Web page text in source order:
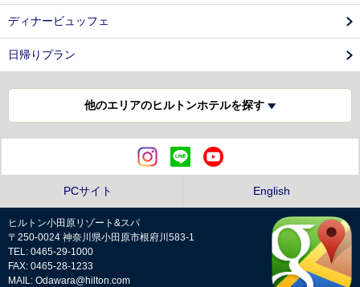
ディナービュッフェ
日帰りプラン
他のエリアのヒルトンホテルを探す
PCサイト English
ヒルトン小田原リゾート&スパ
〒250-0024 神奈川県小田原市根府川583-1
TEL: 0465-29-1000
FAX: 0465-28-1233
MAIL: Odawara@hilton.com